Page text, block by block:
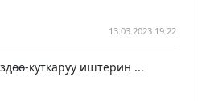
13.03.2023 19:22
куткаруу иштерин ...